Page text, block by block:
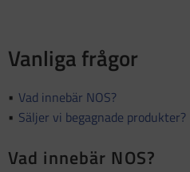
Vanliga frågor
Vad innebär NOS?
Säljer vi begagnade produkter?
Vad innebär NOS?